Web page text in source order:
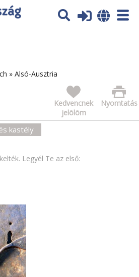
használ. További tájékoztatás itt:
» Alsó-Ausztria
Nyomtatás
Kedvencnek
jelölöm
kastély
Legyél Te az első: